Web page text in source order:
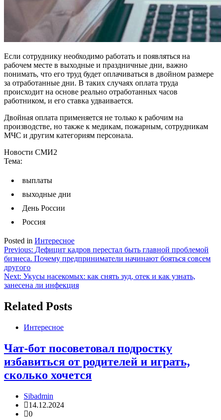
Если сотруднику необходимо работать и появляться на
рабочем месте в выходные и праздничные дни, важно
понимать, что его труд будет оплачиваться в двойном размере
за отработанные дни. В таких случаях оплата труда
происходит на основе реально отработанных часов
работником, и его ставка удваивается.
Двойная оплата применяется не только к рабочим на
производстве, но также к медикам, пожарным, сотрудникам
МЧС и другим категориям персонала.
Новости СМИ2
Тема:
выплаты
выходные дни
День России
Россия
Posted in Интересное
Навигация
по
записям
Previous: Дефицит кадров перестал быть главной проблемой
бизнеса. Почему предприниматели начинают бояться совсем
другого
Next: Укусы насекомых: как снять зуд, отек и как узнать,
занесена ли инфекция
Related Posts
Интересное
Чат-бот посоветовал подростку
избавиться от родителей и играть,
сколько хочется
Sibadmin
14.12.2024
0